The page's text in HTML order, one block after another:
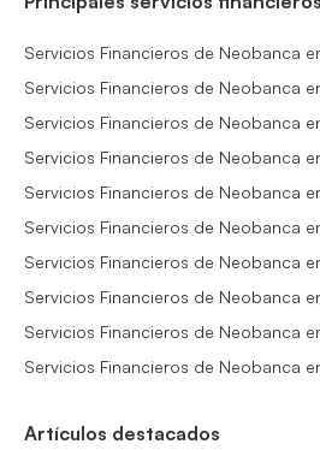
Servicios Financieros de Neobanca
Servicios Financieros de Neobanca
Servicios Financieros de Neobanca
Servicios Financieros de Neobanca
Servicios Financieros de Neobanca
Servicios Financieros de Neobanca
Servicios Financieros de Neobanca
Servicios Financieros de Neobanca
Servicios Financieros de Neobanca
Servicios Financieros de Neobanca
Artículos destacados